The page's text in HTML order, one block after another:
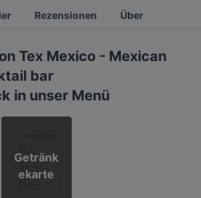
Rezensionen Über
Tex Mexico - Mexican
bar
in unser Menü
Getränk
ekarte